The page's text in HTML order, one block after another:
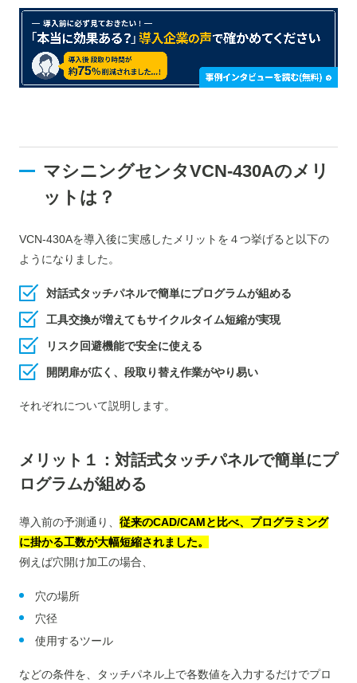
マシニングセンタVCN-430Aのメリ
ット は？
VCN-430Aを導入後に実感したメリットを４つ挙げると以下の
ようになりました。
対話式タッチパネルで簡単にプログラムが組める
工具交換が増えてもサイクルタイム短縮が実現
リスク回避機能で安全に使える
開閉扉が広く、段取り替え作業がやり易い
それぞれについて説明します。
メリット１：対話式タッチパネルで簡単にプ
ログラムが組める
導入前の予測通り、 従来のCAD/CAMと比べ、プログラミング
に掛かる工数が大幅短縮されました。
例えば穴開け加工の場合、
穴の場所
穴径
使用するツール
などの条件を、タッチパネル上で各数値を入力するだけでプロ